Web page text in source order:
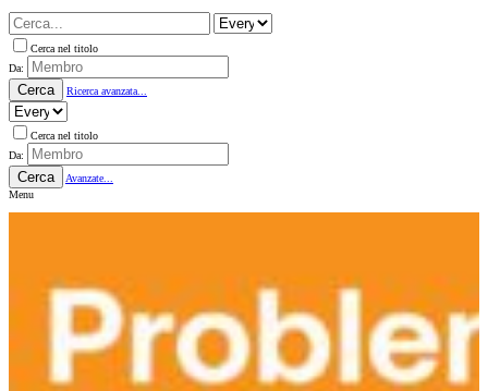
Cerca nel titolo
Da:
Cerca Ricerca avanzata...
Cerca nel titolo
Da:
Cerca
Avanzate...
Menu